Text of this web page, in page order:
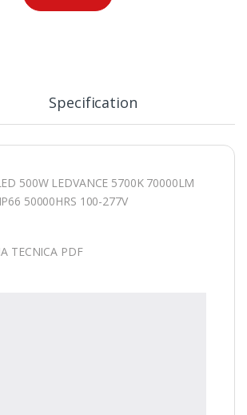
Specification
500W LEDVANCE 5700K 70000LM
50000HRS 100-277V
TECNICA PDF